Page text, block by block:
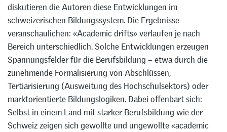
diskutieren die Autoren diese Entwicklungen im
schweizerischen Bildungssystem. Die Ergebnisse
veranschaulichen: «Academic drifts» verlaufen je nach
Bereich unterschiedlich. Solche Entwicklungen erzeugen
Spannungsfelder für die Berufsbildung – etwa durch die
zunehmende Formalisierung von Abschlüssen,
Tertiarisierung (Ausweitung des Hochschulsektors) oder
marktorientierte Bildungslogiken. Dabei offenbart sich:
Selbst in einem Land mit starker Berufsbildung wie der
Schweiz zeigen sich gewollte und ungewollte «academic